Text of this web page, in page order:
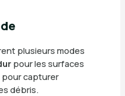
plusieurs modes
pour les surfaces
pour capturer
débris.